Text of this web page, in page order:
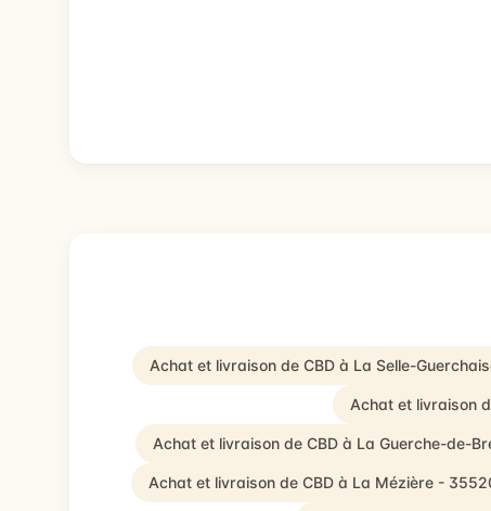
Achat et livraison de CBD à La Selle-
Achat et livraison
Achat et livraison de CBD à La Guerche-de-
Achat et livraison de CBD à La Mézière -